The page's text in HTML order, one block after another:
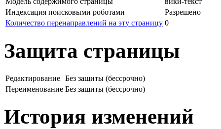
Индексация поисковыми роботами
Разрешено
Количество перенаправлений на эту страницу 0
Защита страницы
Редактирование Без защиты (бессрочно)
Переименование Без защиты (бессрочно)
История изменений